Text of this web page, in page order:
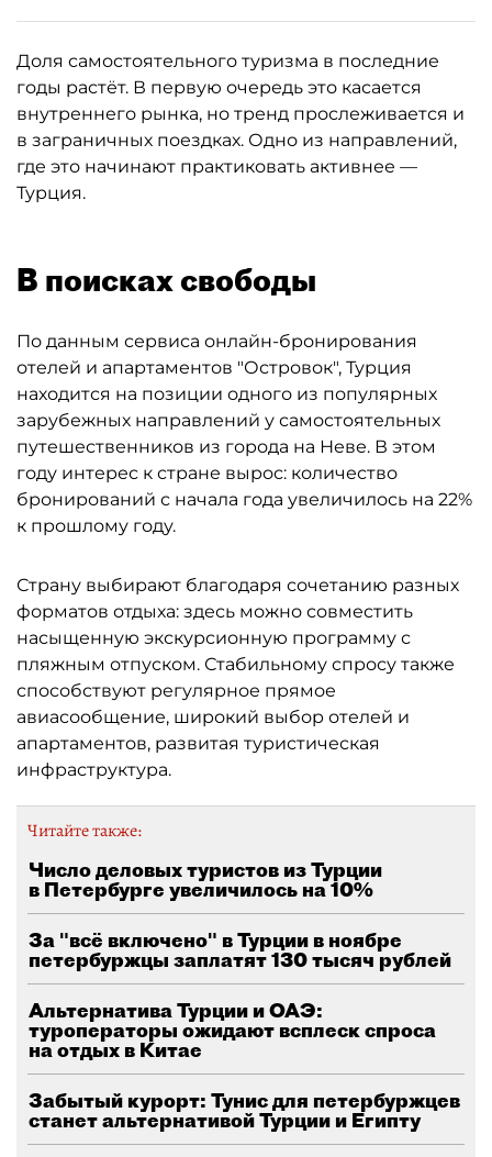
Доля самостоятельного туризма в последние
годы растёт. В первую очередь это касается
внутреннего рынка, но тренд прослеживается и
в заграничных поездках. Одно из направлений,
где это начинают практиковать активнее —
Турция.
В поисках свободы
По данным сервиса онлайн-бронирования
отелей и апартаментов "Островок", Турция
находится на позиции одного из популярных
зарубежных направлений у самостоятельных
путешественников из города на Неве. В этом
году интерес к стране вырос: количество
бронирований с начала года увеличилось на 22%
к прошлому году.
Страну выбирают благодаря сочетанию разных
форматов отдыха: здесь можно совместить
насыщенную экскурсионную программу с
пляжным отпуском. Стабильному спросу также
способствуют регулярное прямое
авиасообщение, широкий выбор отелей и
апартаментов, развитая туристическая
инфраструктура.
Читайте также:
Число деловых туристов из Турции
в Петербурге увеличилось на 10%
За "всё включено" в Турции в ноябре
петербуржцы заплатят 130 тысяч рублей
Альтернатива Турции и ОАЭ:
туроператоры ожидают всплеск спроса
на отдых в Китае
Забытый курорт: Тунис для петербуржцев
станет альтернативой Турции и Египту